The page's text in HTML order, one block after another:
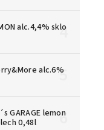
alc.4,4% sklo
alc.6%
GARAGE lemon
0,48l